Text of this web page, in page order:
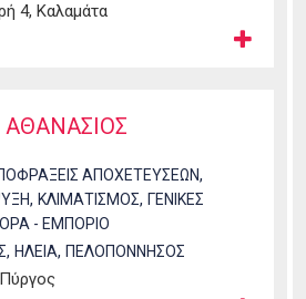
4, Καλαμάτα
ΑΠΟΧΕΤΕΥΣΕΩΝ,
, ΚΛΙΜΑΤΙΣΜΟΣ, ΓΕΝΙΚΕΣ
- ΕΜΠΟΡΙΟ
, ΗΛΕΙΑ, ΠΕΛΟΠΟΝΝΗΣΟΣ